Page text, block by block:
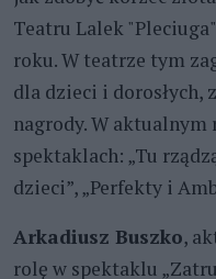
Teatru Lalek
roku. W teatrze tym
dla dzieci i dorosłych,
nagrody. W aktualnym
spektaklach: „Tu
dzieci”, „Perfekty i
Arkadiusz Buszko,
rolę w spektaklu